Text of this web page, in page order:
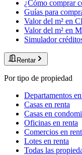
¿Cómo comprar
Guías para
Valor del m² en
Valor del m² en
Simulador
Rentar
Por tipo de propiedad
Departamentos
Casas en renta
Casas en
Oficinas en renta
Comercios en
Lotes en renta
Todas las